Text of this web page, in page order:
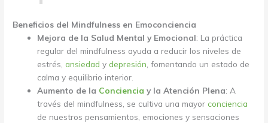
Beneficios del Mindfulness en Emoconciencia
Mejora de la Salud Mental y Emocional: La práctica
regular del mindfulness ayuda a reducir los niveles de
estrés,ansiedad ydepresión , fomentando un estado de
calma y equilibrio interior.
Aumento de la Conciencia y la Atención Plena: A
través del mindfulness, se cultiva una mayor conciencia
de nuestros pensamientos, emociones y sensaciones